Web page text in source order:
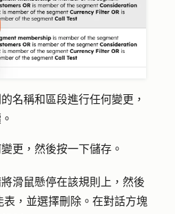
名稱和區段進行任何變更，
。
更，然後按一下儲存 。
滑鼠懸停在該規則上，然後
表，並選擇刪除 。在對話方塊